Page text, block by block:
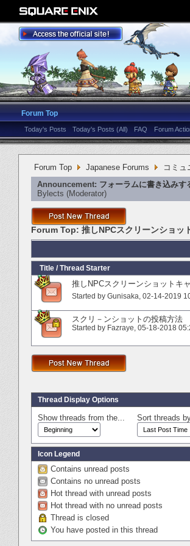
Forum Top
Today's Posts Today's Posts (All) FAQ Forum
Forum Top Japanese Forums コミュ
Announcement: フォーラムに書き込みす
Bylects ‎(Moderator)
Forum Top: 推しNPCスクリーンショッ
Title / Thread Starter
推しNPCスクリーンショットキ
Started by Gunisaka‎, 02-14-2019
スクリ－ンショットの投稿方法
Started by Fazraye‎, 05-18-2018
Thread Display Options
Show threads from the... Sort threads
Icon Legend
Contains unread posts
Contains no unread posts
Hot thread with unread posts
Hot thread with no unread posts
Thread is closed
You have posted in this thread